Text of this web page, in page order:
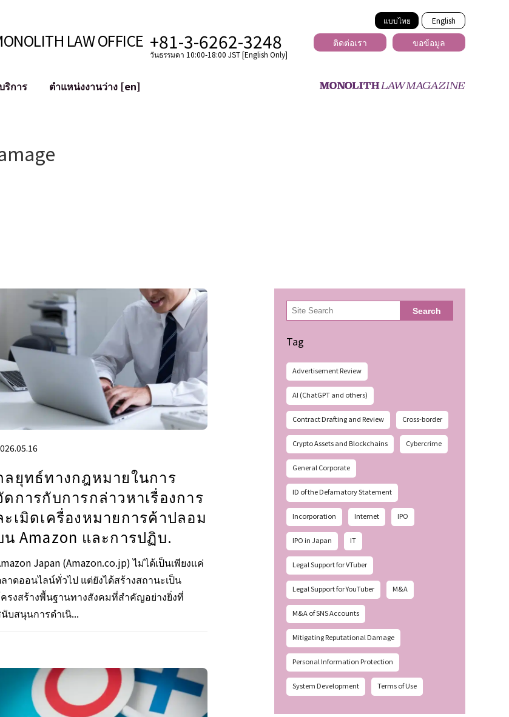
แบบไทย English
LAW OFFICE +81-3-6262-3248
วันธรรมดา 10:00-18:00 JST [English Only]
ติดต่อเรา ขอข้อมูล
ริการ
อกเชน
ตำแหน่งงานว่าง [en]
ลยุทธ์ทางกฎหมายในการ
ดการกับการกล่าวหาเรื่องการ
ะเมิดเครื่องหมายการค้าปลอม
น Amazon และการปฏิบ.
Japan (Amazon.co.jp) ไม่ได้เป็นเพียงแค่
าดออนไลน์ทั่วไป แต่ยังได้สร้างสถานะเป็น
รงสร้างพื้นฐานทางสังคมที่สำคัญอย่างยิ่งที่
บสนุนการดำเนิ...
検
索 Search
Tag
Advertisement Review
AI (ChatGPT and others)
Contract Drafting and Review Cross-border
Crypto Assets and Blockchains Cybercrime
General Corporate
ID of the Defamatory Statement
Incorporation Internet IPO
IPO in Japan IT
Legal Support for VTuber
Legal Support for YouTuber M&A
M&A of SNS Accounts
Mitigating Reputational Damage
Personal Information Protection
System Development Terms of Use